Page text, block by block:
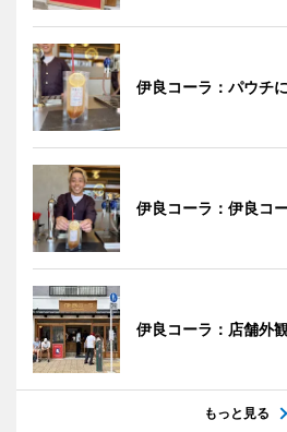
伊良コーラ：パウチ
伊良コーラ：伊良コ
伊良コーラ：店舗外
もっと見る